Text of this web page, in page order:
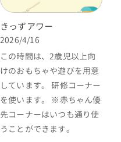
きっずアワー
2026/4/16
この時間は、2歳児以上向
けのおもちゃや遊びを用意
しています。 研修コーナー
を使います。 ※赤ちゃん優
先コーナーはいつも通り使
うことができます。